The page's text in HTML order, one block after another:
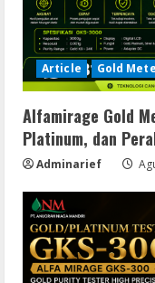
Article Gold
Alfamirage Gold
Platinum, dan
Adminarief